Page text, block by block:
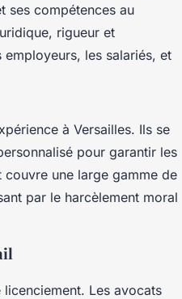
ses compétences au
rigueur et
les salariés, et
à Versailles. Ils se
pour garantir les
une large gamme de
par le harcèlement moral
Les avocats